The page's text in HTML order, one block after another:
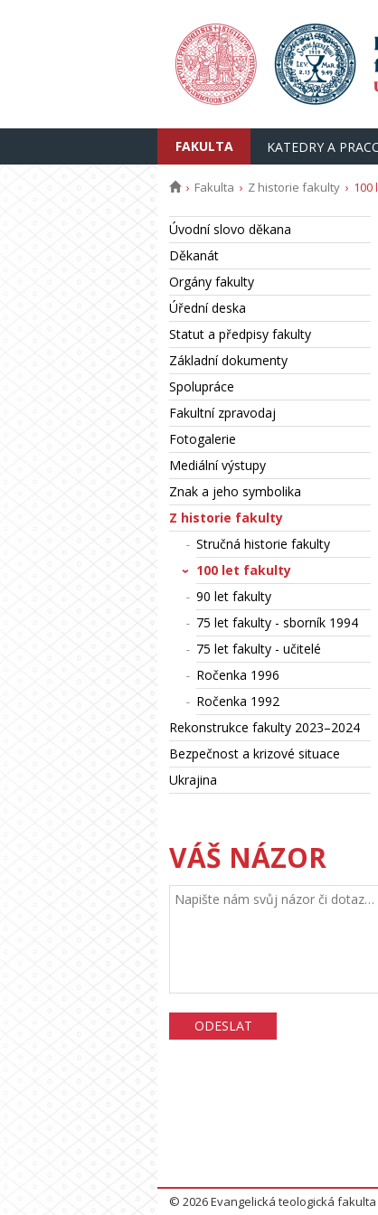
FAKULTA KATEDRY A
Fakulta Z historie fakulty 100
Úvodní slovo děkana
Děkanát
Orgány fakulty
Úřední deska
Statut a předpisy fakulty
Základní dokumenty
Spolupráce
Fakultní zpravodaj
Fotogalerie
Mediální výstupy
Znak a jeho symbolika
Z historie fakulty
Stručná historie fakulty
100 let fakulty
90 let fakulty
75 let fakulty - sborník 1994
75 let fakulty - učitelé
Ročenka 1996
Ročenka 1992
Rekonstrukce fakulty 2023–2024
Bezpečnost a krizové situace
Ukrajina
VÁŠ NÁZOR
© 2026 Evangelická teologická fakulta